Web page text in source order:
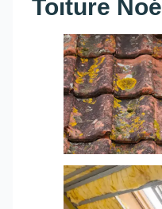
Toiture Noé